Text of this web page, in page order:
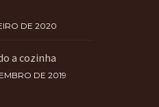
DE 2020
a cozinha
DE 2019